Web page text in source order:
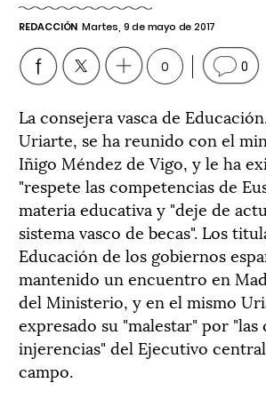
REDACCIÓN Martes, 9 de mayo de 2017
0 0
La consejera vasca de
Uriarte, se ha reunido con el
Iñigo Méndez de Vigo, y le ha
"respete las competencias de
materia educativa y "deje de
sistema vasco de becas". Los
Educación de los gobiernos
mantenido un encuentro en
del Ministerio, y en el mismo
expresado su "malestar" por "las
injerencias" del Ejecutivo
campo.